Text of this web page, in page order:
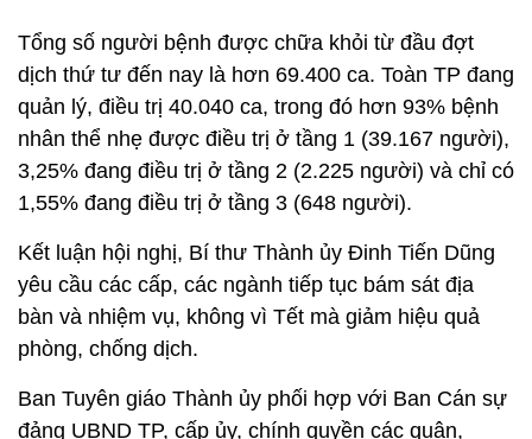
Tổng số người bệnh được chữa khỏi từ đầu đợt
dịch thứ tư đến nay là hơn 69.400 ca. Toàn TP đang
quản lý, điều trị 40.040 ca, trong đó hơn 93% bệnh
nhân thể nhẹ được điều trị ở tầng 1 (39.167 người),
3,25% đang điều trị ở tầng 2 (2.225 người) và chỉ có
1,55% đang điều trị ở tầng 3 (648 người).
Kết luận hội nghị, Bí thư Thành ủy Đinh Tiến Dũng
yêu cầu các cấp, các ngành tiếp tục bám sát địa
bàn và nhiệm vụ, không vì Tết mà giảm hiệu quả
phòng, chống dịch.
Ban Tuyên giáo Thành ủy phối hợp với Ban Cán sự
đảng UBND TP, cấp ủy, chính quyền các quận,